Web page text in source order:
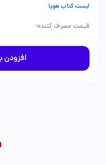
لیست کتاب هوپا
قیمت مصرف کننده:
افزودن به